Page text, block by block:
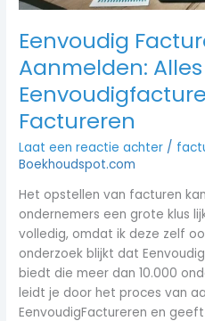
Eenvoudig
Aanmelden:
Factureren
Laat een reactie achter /
Boekhoudspot.com
Het opstellen van facturen
ondernemers een grote klus
volledig, omdat ik deze zelf
onderzoek blijkt dat
biedt die meer dan 10.000
leidt je door het proces van
EenvoudigFactureren en